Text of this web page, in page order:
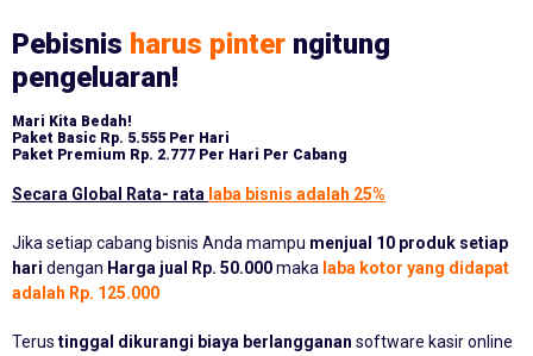
Pebisnis harus pinter ngitung
pengeluaran!
Mari Kita Bedah!
Paket Basic Rp. 5.555 Per Hari
Paket Premium Rp. 2.777 Per Hari Per Cabang
Secara Global Rata- rata laba bisnis adalah 25%
Jika setiap cabang bisnis Anda mampu menjual 10 produk setiap
hari dengan Harga jual Rp. 50.000maka laba kotor yang didapat
adalah Rp. 125.000
Terus tinggal dikurangi biaya berlangganan software kasir online